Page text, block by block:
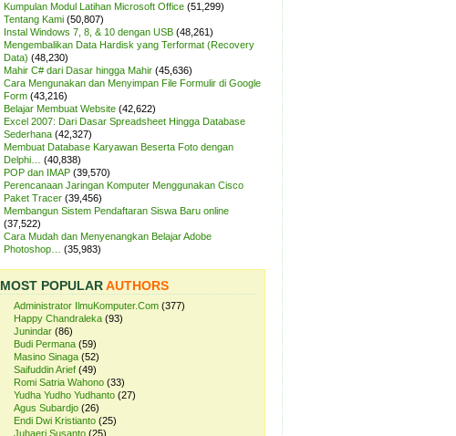
Kumpulan Modul Latihan Microsoft Office (51,299)
Tentang Kami (50,807)
Instal Windows 7, 8, & 10 dengan USB (48,261)
Mengembalikan Data Hardisk yang Terformat (Recovery
Data) (48,230)
Mahir C# dari Dasar hingga Mahir (45,636)
Cara Mengunakan dan Menyimpan File Formulir di Google
Form (43,216)
Belajar Membuat Website (42,622)
Excel 2007: Dari Dasar Spreadsheet Hingga Database
Sederhana (42,327)
Membuat Database Karyawan Beserta Foto dengan
Delphi…
(40,838)
POP dan IMAP (39,570)
Perencanaan Jaringan Komputer Menggunakan Cisco
Paket Tracer (39,456)
Membangun Sistem Pendaftaran Siswa Baru online
(37,522)
Cara Mudah dan Menyenangkan Belajar Adobe
Photoshop…
(35,983)
MOST POPULARAUTHORS
Administrator IlmuKomputer.Com (377)
Happy Chandraleka (93)
Junindar (86)
Budi Permana (59)
Masino Sinaga (52)
Saifuddin Arief (49)
Romi Satria Wahono (33)
Yudha Yudho Yudhanto (27)
Agus Subardjo (26)
Endi Dwi Kristianto (25)
Juhaeri Susanto (25)